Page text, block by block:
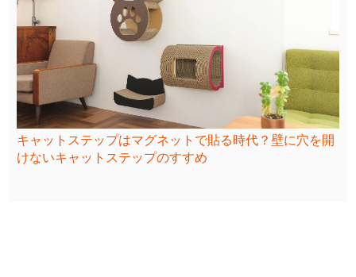
キャットステップはマグネットで貼る時代？壁に穴を開
けないキャットステップのすすめ